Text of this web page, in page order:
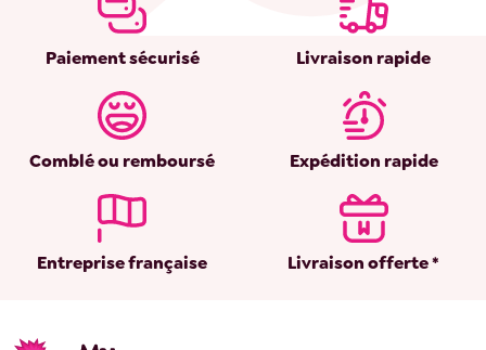
Paiement sécurisé Livraison rapide
Comblé ou remboursé Expédition rapide
Entreprise française Livraison offerte *